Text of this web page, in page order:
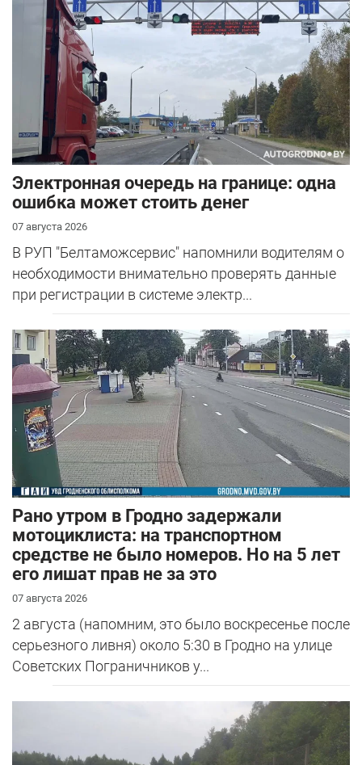
Электронная очередь на границе: одна
ошибка может стоить денег
07 августа 2026
В РУП "Белтаможсервис" напомнили водителям о
необходимости внимательно проверять данные
при регистрации в системе электр...
Рано утром в Гродно задержали
мотоциклиста: на транспортном
средстве не было номеров. Но на 5 лет
его лишат прав не за это
07 августа 2026
2 августа (напомним, это было воскресенье после
серьезного ливня) около 5:30 в Гродно на улице
Советских Пограничников у...